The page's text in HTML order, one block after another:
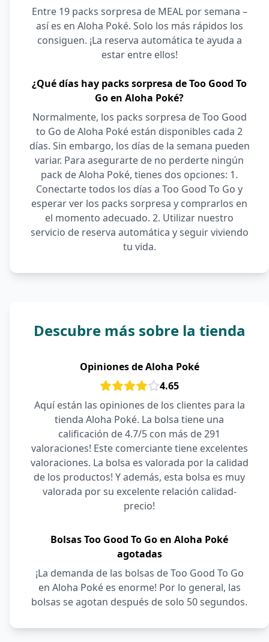
Entre 19 packs sorpresa de MEAL por semana –
así es en Aloha Poké. Solo los más rápidos los
consiguen. ¡La reserva automática te ayuda a
estar entre ellos!
¿Qué días hay packs sorpresa de Too Good To
Go en Aloha Poké?
Normalmente, los packs sorpresa de Too Good
to Go de Aloha Poké están disponibles cada 2
días. Sin embargo, los días de la semana pueden
variar. Para asegurarte de no perderte ningún
pack de Aloha Poké, tienes dos opciones: 1.
Conectarte todos los días a Too Good To Go y
esperar ver los packs sorpresa y comprarlos en
el momento adecuado. 2. Utilizar nuestro
servicio de reserva automática y seguir viviendo
tu vida.
Descubre más sobre la tienda
Opiniones de Aloha Poké
4.65
Aquí están las opiniones de los clientes para la
tienda Aloha Poké. La bolsa tiene una
calificación de 4.7/5 con más de 291
valoraciones! Este comerciante tiene excelentes
valoraciones. La bolsa es valorada por la calidad
de los productos! Y además, esta bolsa es muy
valorada por su excelente relación calidad-
precio!
Bolsas Too Good To Go en Aloha Poké
agotadas
¡La demanda de las bolsas de Too Good To Go
en Aloha Poké es enorme! Por lo general, las
bolsas se agotan después de solo 50 segundos.